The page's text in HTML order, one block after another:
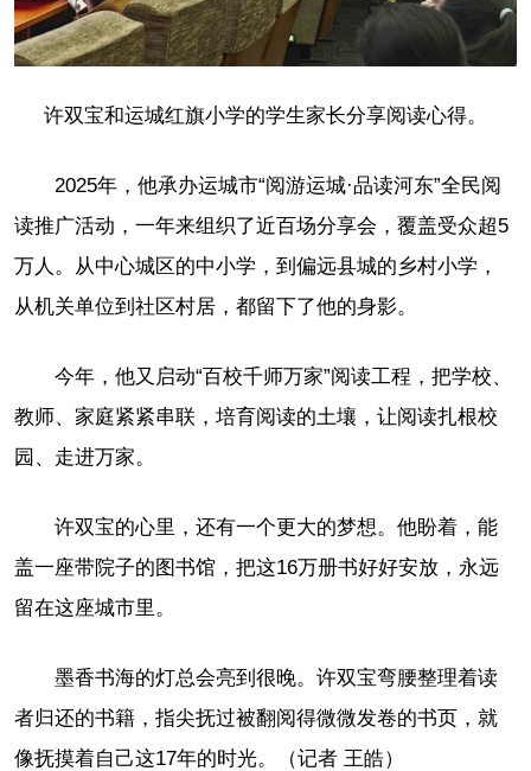
许双宝和运城红旗小学的学生家长分享阅读心得。
2025年，他承办运城市“阅游运城·品读河东”全民阅
读推广活动，一年来组织了近百场分享会，覆盖受众超5
万人。从中心城区的中小学，到偏远县城的乡村小学，
从机关单位到社区村居，都留下了他的身影。
今年，他又启动“百校千师万家”阅读工程，把学校、
教师、家庭紧紧串联，培育阅读的土壤，让阅读扎根校
园、走进万家。
许双宝的心里，还有一个更大的梦想。他盼着，能
盖一座带院子的图书馆，把这16万册书好好安放，永远
留在这座城市里。
墨香书海的灯总会亮到很晚。许双宝弯腰整理着读
者归还的书籍，指尖抚过被翻阅得微微发卷的书页，就
像抚摸着自己这17年的时光。（记者 王皓）